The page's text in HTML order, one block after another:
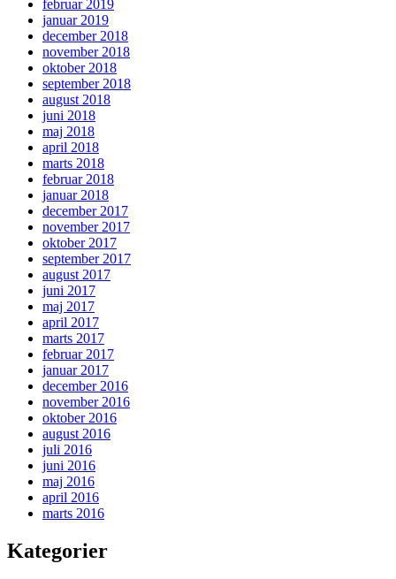
februar 2019
januar 2019
december 2018
november 2018
oktober 2018
september 2018
august 2018
juni 2018
maj 2018
april 2018
marts 2018
februar 2018
januar 2018
december 2017
november 2017
oktober 2017
september 2017
august 2017
juni 2017
maj 2017
april 2017
marts 2017
februar 2017
januar 2017
december 2016
november 2016
oktober 2016
august 2016
juli 2016
juni 2016
maj 2016
april 2016
marts 2016
Kategorier